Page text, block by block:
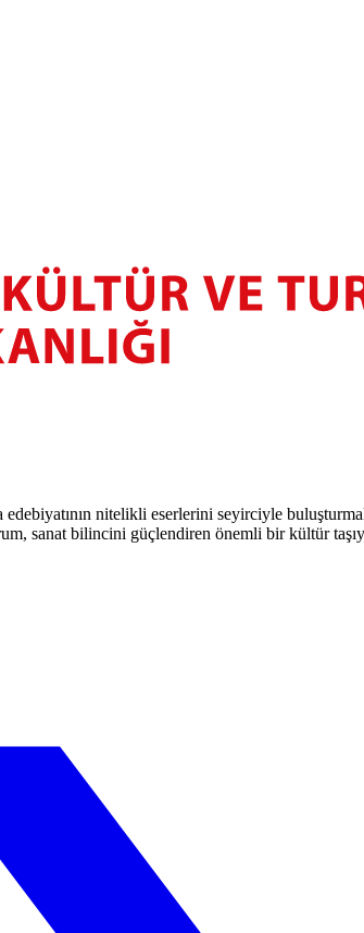
nitelikli eserlerini seyirciyle buluşturmak
sanat bilincini güçlendiren önemli bir kültür